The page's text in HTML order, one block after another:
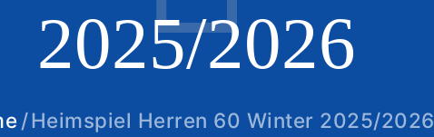
2025/2026
Heimspiel Herren 60 Winter 2025/2026